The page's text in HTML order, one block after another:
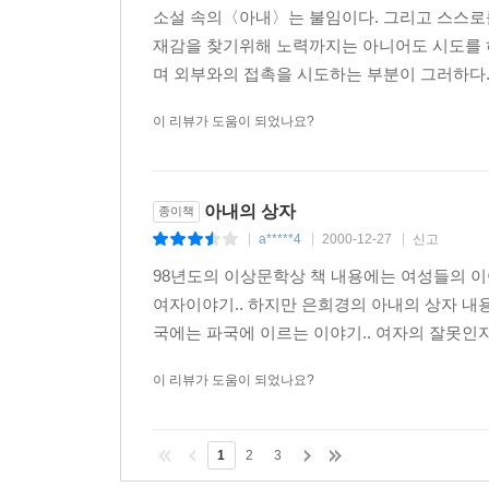
소설 속의〈아내〉는 불임이다. 그리고 스스
재감을 찾기위해 노력까지는 아니어도 시도
며 외부와의 접촉을 시도하는 부분이 그러하
이 리뷰가 도움이 되었나요?
종이책 아내의 상자
a*****4 2000-12-27 신고
98년도의 이상문학상 책 내용에는 여성들의
여자이야기.. 하지만 은희경의 아내의 상자
국에는 파국에 이르는 이야기.. 여자의 잘못
이 리뷰가 도움이 되었나요?
1 2 3